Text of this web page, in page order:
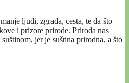
ljudi, zgrada, cesta, te da što
i prizore prirode. Priroda nas
jer je suština prirodna, a što